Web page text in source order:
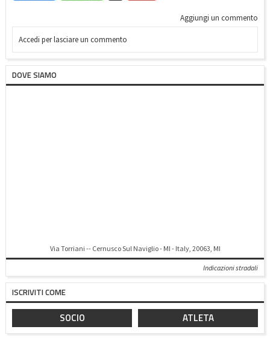
Aggiungi un commento
Accedi per lasciare un commento
DOVE SIAMO
Via Torriani -- Cernusco Sul Naviglio - MI - Italy, 20063, MI
Indicazioni stradali
ISCRIVITI COME
SOCIO ATLETA